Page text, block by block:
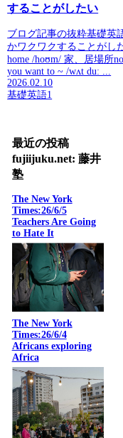
することがしたい
ブログ記事の抜粋基礎英
かワクワクすることがし
home /hoʊm/ 家、居場所
you want to ~ /wʌt duː ...
2026.02.10
基礎英語1
最近の投稿
fujiijuku.net: 藤井
塾
The New York
Times:26/6/5
Teachers Are Going
to Hate It
The New York
Times:26/6/4
Africans exploring
Africa